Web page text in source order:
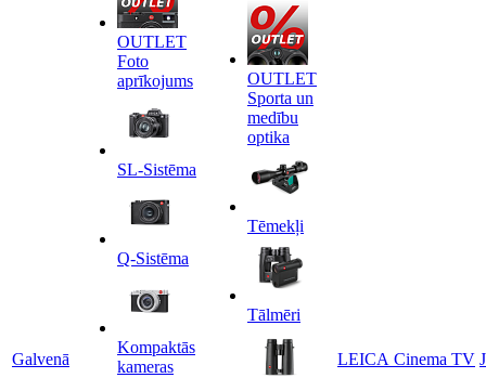
Galvenā
OUTLET
Foto
aprīkojums
SL-Sistēma
Q-Sistēma
Kompaktās
kameras
OUTLET
Sporta un
medību
optika
Tēmekļi
Tālmēri
LEICA Cinema TV